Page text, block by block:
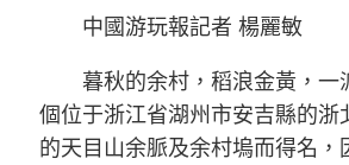
中國游玩報記者 楊麗敏
暮秋的余村，稻浪金黃，一
個位于浙江省湖州市安吉縣的浙
的天目山余脈及余村塢而得名，